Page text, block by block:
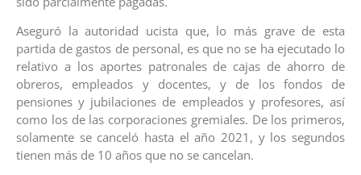
‎Aseguró la autoridad ucista que, lo más grave de esta
partida de gastos de personal, es que no se ha ejecutado lo
relativo a los aportes patronales de cajas de ahorro de
obreros, empleados y docentes, y de los fondos de
pensiones y jubilaciones de empleados y profesores, así
como los de las corporaciones gremiales. De los primeros,
solamente se canceló hasta el año 2021, y los segundos
tienen más de 10 años que no se cancelan.